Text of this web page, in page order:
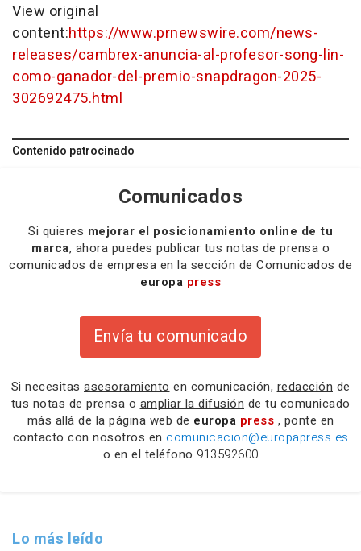
View original
content:https://www.prnewswire.com/news-
releases/cambrex-anuncia-al-profesor-song-lin-
como-ganador-del-premio-snapdragon-2025-
302692475.html
Contenido patrocinado
Comunicados
Si quieres mejorar el posicionamiento online de tu
marca, ahora puedes publicar tus notas de prensa o
comunicados de empresa en la sección de Comunicados de
europa press
Envía tu comunicado
Si necesitas asesoramiento en comunicación, redacción de
tus notas de prensa o ampliar la difusión de tu comunicado
más allá de la página web de europa press , ponte en
contacto con nosotros en comunicacion@europapress.es
o en el teléfono 913592600
Lo más leído